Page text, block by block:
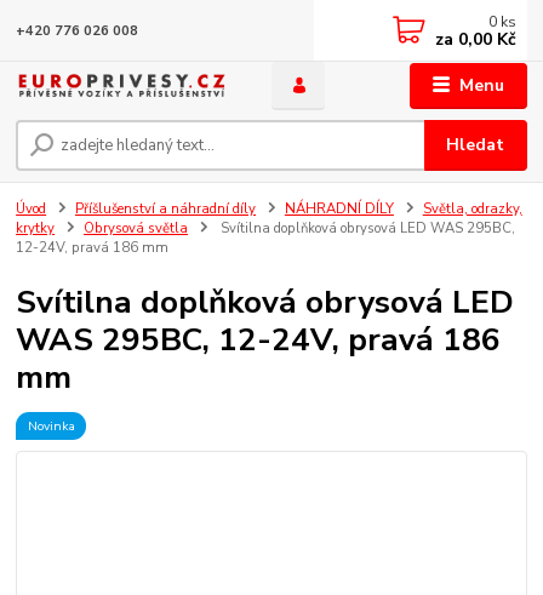
Menu
Hledat
+420 776 026 008 0 ks
za 0,00 Kč
Úvod Příšlušenství a náhradní díly NÁHRADNÍ DÍLY
Světla, odrazky,
krytky
Obrysová světla
Svítilna doplňková obrysová LED WAS 295BC,
12-24V, pravá 186 mm
Svítilna doplňková obrysová LED
WAS 295BC, 12-24V, pravá 186
mm
Novinka